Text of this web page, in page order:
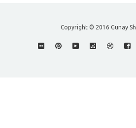
Copyright © 2016 Gunay